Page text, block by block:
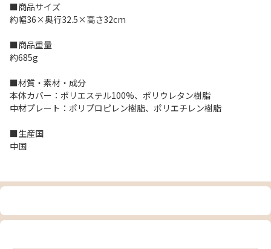
■商品サイズ
約幅36×奥行32.5×高さ32cm
■商品重量
約685g
■材質・素材・成分
本体カバー：ポリエステル100%、ポリウレタン樹脂
中材プレート：ポリプロピレン樹脂、ポリエチレン樹脂
■生産国
中国